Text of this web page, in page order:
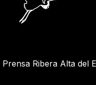
Prensa Ribera Alta del